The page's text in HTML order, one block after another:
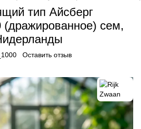
тип Айсберг
(дражированное) сем,
Оставить отзыв